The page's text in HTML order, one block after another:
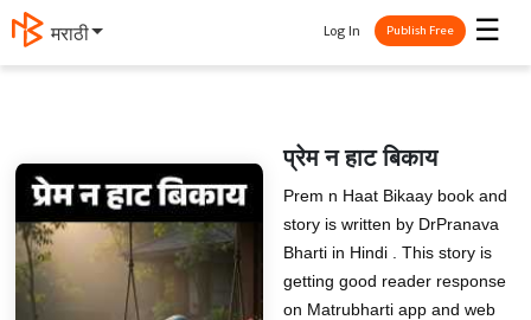
मराठी ☰
Log In Publish Free
प्रेम न हाट बिकाय
Prem n Haat Bikaay book and
story is written by DrPranava
Bharti in Hindi . This story is
getting good reader response
on Matrubharti app and web